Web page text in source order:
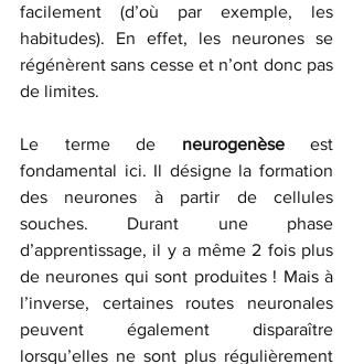
facilement (d’où par exemple, les
habitudes). En effet, les neurones se
régénèrent sans cesse et n’ont donc pas
de limites.
Le terme de neurogenèse est
fondamental ici. Il désigne la formation
des neurones à partir de cellules
souches. Durant une phase
d’apprentissage, il y a même 2 fois plus
de neurones qui sont produites ! Mais à
l’inverse, certaines routes neuronales
peuvent également disparaître
lorsqu’elles ne sont plus régulièrement